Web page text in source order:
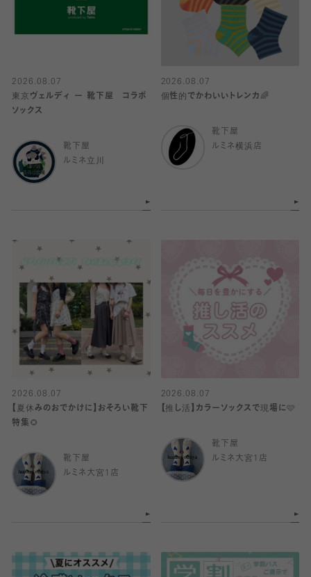
2026.08.07
東京ヴェルディ ー 靴下屋 コラボ
ソックス
靴下屋
ルミネ立川
2026.08.07
個性的でかわいいトレンカ🌈
靴下屋
ルミネ横浜店
2026.08.07
【夏休みのおでかけに】おそろい靴下
特集🌻
靴下屋
ルミネ大宮1店
2026.08.07
【推し活】カラーソックスで現場に🩷
靴下屋
ルミネ大宮1店